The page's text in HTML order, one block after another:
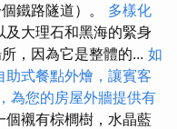
鐵路隧道）。 多樣化
及大理石和黑海的緊身
，因為它是整體的... 如
助式餐點外燴，讓賓客
為您的房屋外牆提供有
個襯有棕櫚樹，水晶藍